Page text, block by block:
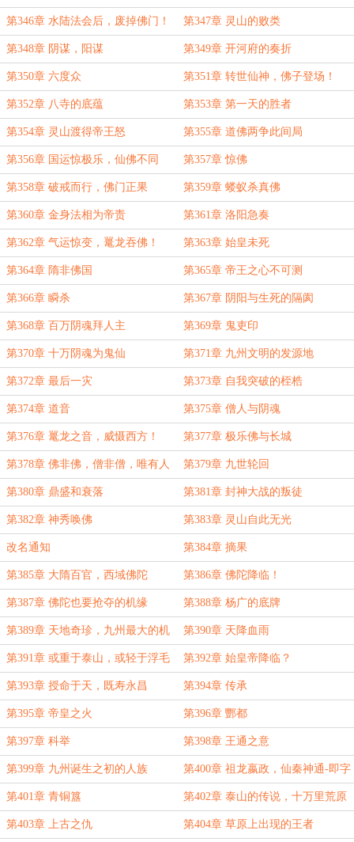
第346章 水陆法会后，废掉佛门！ 第347章 灵山的败类
第348章 阴谋，阳谋 第349章 开河府的奏折
第350章 六度众 第351章 转世仙神，佛子登场！
第352章 八寺的底蕴 第353章 第一天的胜者
第354章 灵山渡得帝王怒 第355章 道佛两争此间局
第356章 国运惊极乐，仙佛不同
心！
第357章 惊佛
第358章 破戒而行，佛门正果 第359章 蝼蚁杀真佛
第360章 金身法相为帝责 第361章 洛阳急奏
第362章 气运惊变，鼍龙吞佛！ 第363章 始皇未死
第364章 隋非佛国 第365章 帝王之心不可测
第366章 瞬杀 第367章 阴阳与生死的隔阂
第368章 百万阴魂拜人主 第369章 鬼吏印
第370章 十万阴魂为鬼仙 第371章 九州文明的发源地
第372章 最后一灾 第373章 自我突破的桎梏
第374章 道音 第375章 僧人与阴魂
第376章 鼍龙之音，威慑西方！ 第377章 极乐佛与长城
第378章 佛非佛，僧非僧，唯有人 第379章 九世轮回
第380章 鼎盛和衰落 第381章 封神大战的叛徒
第382章 神秀唤佛 第383章 灵山自此无光
改名通知 第384章 摘果
第385章 大隋百官，西域佛陀 第386章 佛陀降临！
第387章 佛陀也要抢夺的机缘 第388章 杨广的底牌
第389章 天地奇珍，九州最大的机
缘
第390章 天降血雨
第391章 或重于泰山，或轻于浮毛 第392章 始皇帝降临？
第393章 授命于天，既寿永昌 第394章 传承
第395章 帝皇之火 第396章 酆都
第397章 科举 第398章 王通之意
第399章 九州诞生之初的人族 第400章 祖龙嬴政，仙秦神通-即字
法！
第401章 青铜簋 第402章 泰山的传说，十万里荒原
之劫
第403章 上古之仇 第404章 草原上出现的王者